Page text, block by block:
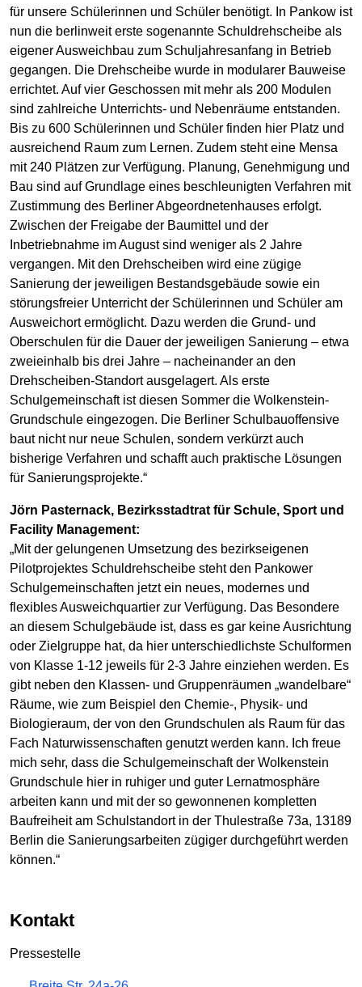
für unsere Schülerinnen und Schüler benötigt. In Pankow ist
nun die berlinweit erste sogenannte Schuldrehscheibe als
eigener Ausweichbau zum Schuljahresanfang in Betrieb
gegangen. Die Drehscheibe wurde in modularer Bauweise
errichtet. Auf vier Geschossen mit mehr als 200 Modulen
sind zahlreiche Unterrichts- und Nebenräume entstanden.
Bis zu 600 Schülerinnen und Schüler finden hier Platz und
ausreichend Raum zum Lernen. Zudem steht eine Mensa
mit 240 Plätzen zur Verfügung. Planung, Genehmigung und
Bau sind auf Grundlage eines beschleunigten Verfahren mit
Zustimmung des Berliner Abgeordnetenhauses erfolgt.
Zwischen der Freigabe der Baumittel und der
Inbetriebnahme im August sind weniger als 2 Jahre
vergangen. Mit den Drehscheiben wird eine zügige
Sanierung der jeweiligen Bestandsgebäude sowie ein
störungsfreier Unterricht der Schülerinnen und Schüler am
Ausweichort ermöglicht. Dazu werden die Grund- und
Oberschulen für die Dauer der jeweiligen Sanierung – etwa
zweieinhalb bis drei Jahre – nacheinander an den
Drehscheiben-Standort ausgelagert. Als erste
Schulgemeinschaft ist diesen Sommer die Wolkenstein-
Grundschule eingezogen. Die Berliner Schulbauoffensive
baut nicht nur neue Schulen, sondern verkürzt auch
bisherige Verfahren und schafft auch praktische Lösungen
für Sanierungsprojekte.“
Jörn Pasternack, Bezirksstadtrat für Schule, Sport und
Facility Management:
„Mit der gelungenen Umsetzung des bezirkseigenen
Pilotprojektes Schuldrehscheibe steht den Pankower
Schulgemeinschaften jetzt ein neues, modernes und
flexibles Ausweichquartier zur Verfügung. Das Besondere
an diesem Schulgebäude ist, dass es gar keine Ausrichtung
oder Zielgruppe hat, da hier unterschiedlichste Schulformen
von Klasse 1-12 jeweils für 2-3 Jahre einziehen werden. Es
gibt neben den Klassen- und Gruppenräumen „wandelbare“
Räume, wie zum Beispiel den Chemie-, Physik- und
Biologieraum, der von den Grundschulen als Raum für das
Fach Naturwissenschaften genutzt werden kann. Ich freue
mich sehr, dass die Schulgemeinschaft der Wolkenstein
Grundschule hier in ruhiger und guter Lernatmosphäre
arbeiten kann und mit der so gewonnenen kompletten
Baufreiheit am Schulstandort in der Thulestraße 73a, 13189
Berlin die Sanierungsarbeiten zügiger durchgeführt werden
können.“
Kontakt
Pressestelle